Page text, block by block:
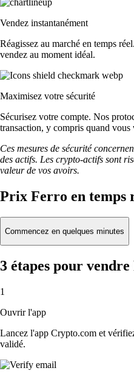
Vendez instantanément
Réagissez au marché en temps
vendez au moment idéal.
Maximisez votre sécurité
Sécurisez votre compte. Nos
transaction, y compris quand vous
Ces mesures de sécurité
des actifs. Les crypto-actifs sont
valeur de vos avoirs.
Prix Ferro en temps
Commencez en quelques minutes
3 étapes pour
1
Ouvrir l'app
Lancez l'app Crypto.com et
validé.